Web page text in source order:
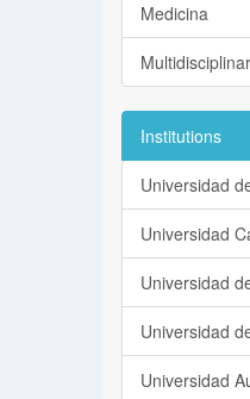
Medicina
Institutions
Universidad
Universidad
Universidad
Universidad
Universidad